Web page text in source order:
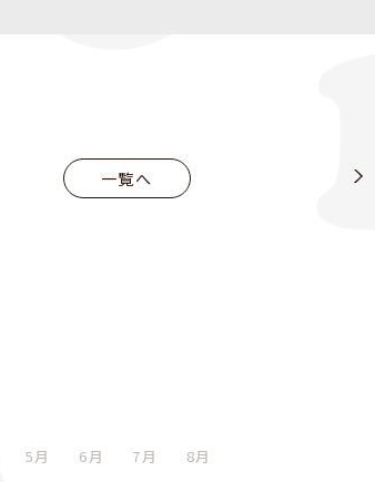
一覧へ
5月 6月 7月 8月